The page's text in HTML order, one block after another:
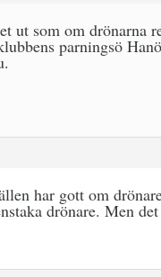
ut som om drönarna
parningsö
har gott om
drönare. Men